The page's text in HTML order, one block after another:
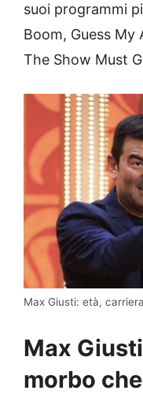
suoi programmi
Boom, Guess My
The Show Must
Max Giusti: età,
Max
morbo